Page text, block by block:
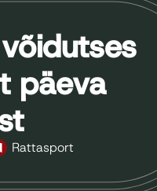
päeva
Rattasport